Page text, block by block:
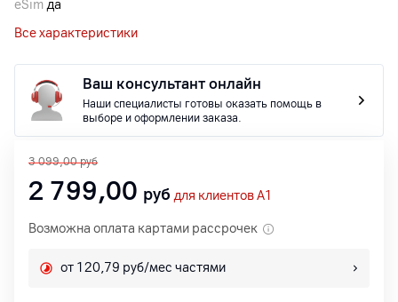
eSim да
Все характеристики
Ваш консультант онлайн
Наши специалисты готовы оказать помощь в
выборе и оформлении заказа.
3 099,00 руб
2 799,00 руб для клиентов A1
Возможна оплата картами рассрочек
от 120,79 руб/мес частями